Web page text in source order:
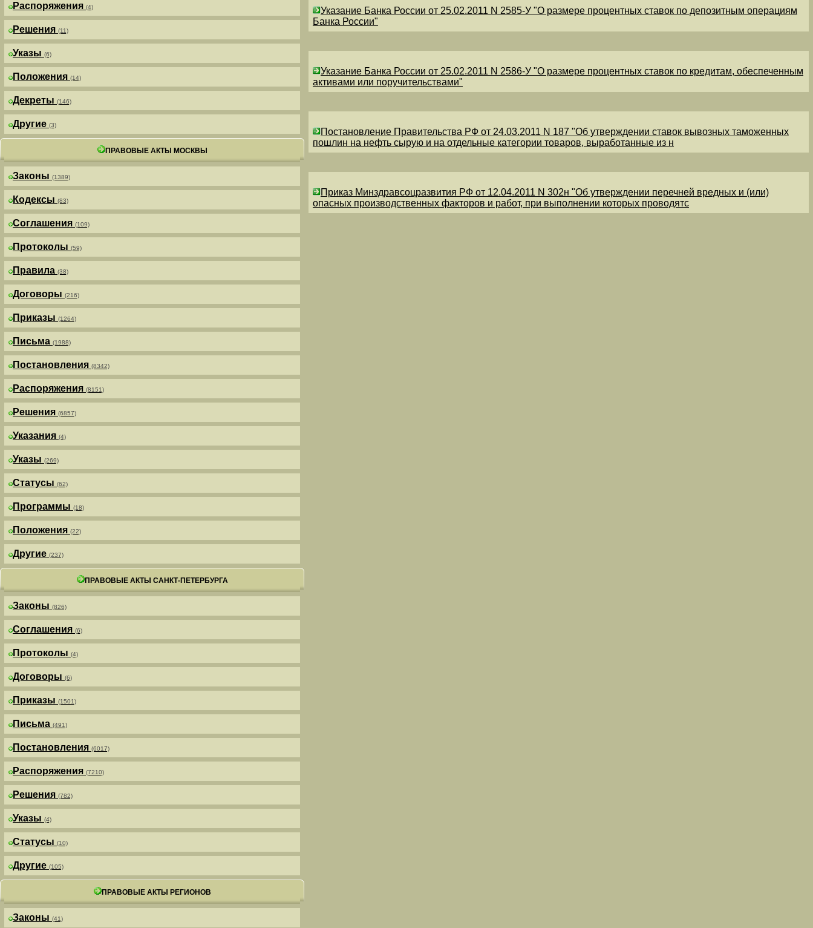
Распоряжения (4)
Решения (11)
Указы (6)
Положения (14)
Декреты (146)
Другие (3)
ПРАВОВЫЕ АКТЫ МОСКВЫ
Законы (1389)
Кодексы (83)
Соглашения (109)
Протоколы (59)
Правила (38)
Договоры (216)
Приказы (1264)
Письма (1988)
Постановления (8342)
Распоряжения (8151)
Решения (6857)
Указания (4)
Указы (269)
Статусы (62)
Программы (18)
Положения (22)
Другие (237)
ПРАВОВЫЕ АКТЫ САНКТ-ПЕТЕРБУРГА
Законы (826)
Соглашения (6)
Протоколы (4)
Договоры (6)
Приказы (1501)
Письма (491)
Постановления (6017)
Распоряжения (7210)
Решения (782)
Указы (4)
Статусы (10)
Другие (105)
ПРАВОВЫЕ АКТЫ РЕГИОНОВ
Законы (41)
Указание Банка России от 25.02.2011 N 2585-У "О размере процентных ставок по депозитным операциям
Банка России"
Указание Банка России от 25.02.2011 N 2586-У "О размере процентных ставок по кредитам, обеспеченным
активами или поручительствами"
Постановление Правительства РФ от 24.03.2011 N 187 "Об утверждении ставок вывозных таможенных
пошлин на нефть сырую и на отдельные категории товаров, выработанные из н
Приказ Минздравсоцразвития РФ от 12.04.2011 N 302н "Об утверждении перечней вредных и (или)
опасных производственных факторов и работ, при выполнении которых проводятс